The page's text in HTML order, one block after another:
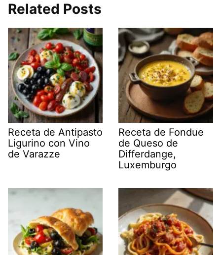
Related Posts
Receta de Antipasto
Ligurino con Vino
de Varazze
Receta de Fondue
de Queso de
Differdange,
Luxemburgo